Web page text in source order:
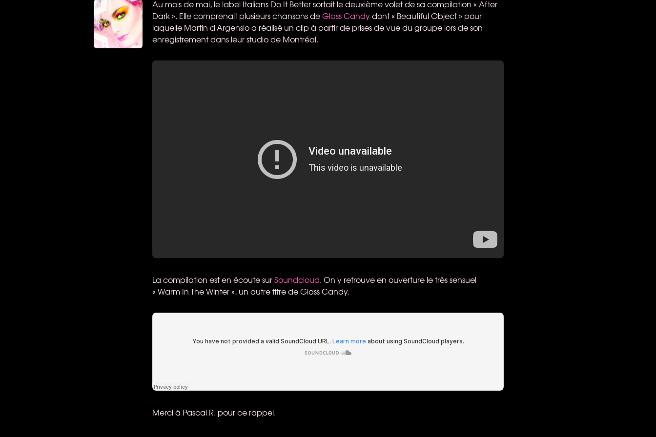
Au mois de mai, le label Italians Do It Better sortait le deuxième volet de sa compilation « After
Dark ». Elle comprenait plusieurs chansons deGlass Candydont « Beautiful Object » pour
laquelle Martin d'Argensio a réalisé un clip à partir de prises de vue du groupe lors de son
enregistrement dans leur studio de Montréal.
La compilation est en écoute surSoundcloud. On y retrouve en ouverture le très sensuel
« Warm In The Winter », un autre titre de Glass Candy.
Merci à Pascal R. pour ce rappel.